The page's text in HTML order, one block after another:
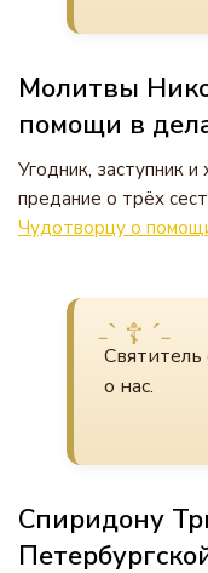
Молитвы
помощи в
Угодник, заступник
предание о трёх
Чудотворцу о
Святитель
о нас.
Спиридону